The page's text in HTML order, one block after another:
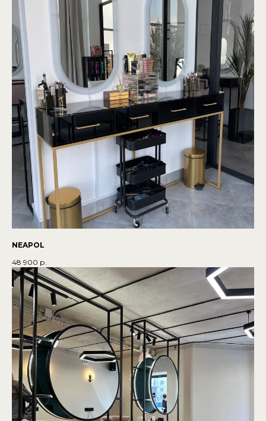
NEAPOL
48 900 р.